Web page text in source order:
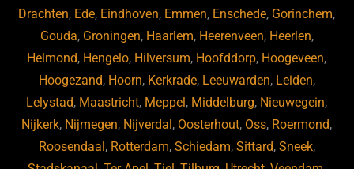
Drachten, Ede, Eindhoven, Emmen, Enschede, Gorinchem,
Gouda, Groningen, Haarlem, Heerenveen, Heerlen,
Helmond, Hengelo, Hilversum, Hoofddorp, Hoogeveen,
Hoogezand, Hoorn, Kerkrade, Leeuwarden, Leiden,
Lelystad, Maastricht, Meppel, Middelburg, Nieuwegein,
Nijkerk, Nijmegen, Nijverdal, Oosterhout, Oss, Roermond,
Roosendaal, Rotterdam, Schiedam, Sittard, Sneek,